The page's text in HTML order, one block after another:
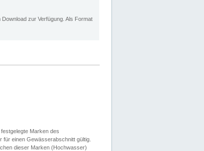
zur Verfügung. Als Format
Marken des
für einen Gewässerabschnitt gültig.
dieser Marken (Hochwasser)